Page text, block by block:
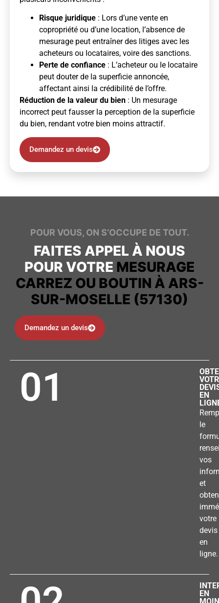
Risque juridique : Lors d’une vente en
copropriété ou d’une location, l’absence de
mesurage peut entraîner des litiges avec les
acheteurs ou locataires, voire des sanctions.
Perte de confiance : L’acheteur ou le locataire
peut douter de la superficie annoncée,
affectant ainsi la crédibilité de l’offre.
Réduction de la valeur du bien : Un mesurage
incorrect peut fausser la perception de la superficie
du bien, rendant votre bien moins attractif.
Demandez un devis
POUR VOUS, ON S’OCCUPE DE TOUT.
FAITES APPEL À NOUS
POUR VOTRE MESURAGE
CARREZ OU BOUTIN À ARS-
SUR-MOSELLE (57130)
Demandez un devis
01
EN
le
vos
et
votre
devis
en
ligne.
EN